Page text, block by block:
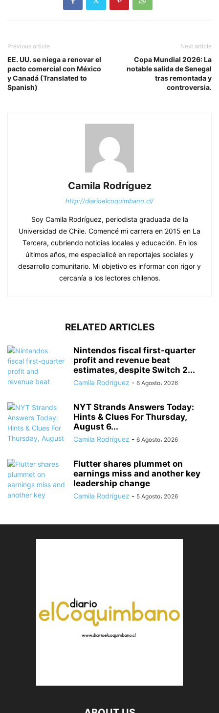
Previous article
EE. UU. se niega a renovar el
pacto comercial con México
y Canadá (Translated to
Spanish)
Next article
Copa Mundial 2026: La
notable salida de Senegal
tras remontada y
controversia.
Camila Rodríguez
http://diarioelcoquimbano.cl/
Soy Camila Rodríguez, periodista graduada de la
Universidad de Chile. Comencé mi carrera en 2015 en La
Tercera, cubriendo noticias locales y educación. En los
últimos años, me especialicé en reportajes sociales y
desarrollo comunitario. Mi objetivo es informar con rigor y
cercanía a los lectores chilenos.
RELATED ARTICLES
Nintendos fiscal first-quarter
profit and revenue beat
estimates, despite Switch 2...
Camila Rodríguez - 6 Agosto، 2026
NYT Strands Answers Today:
Hints & Clues For Thursday,
August 6...
Camila Rodríguez - 6 Agosto، 2026
Flutter shares plummet on
earnings miss and another key
leadership change
Camila Rodríguez - 5 Agosto، 2026